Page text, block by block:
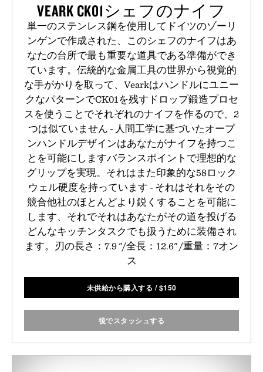
VEARK CK01シェフのナイフ
単一のステンレス鋼を使用してドイツのゾーリ
ンゲンで作成された、このシェフのナイフはあ
なたの台所で最も重要な道具である準備ができ
ています。伝統的な金属工具の世界から視覚的
な手がかりを取って、Vearkはハンドルにユニー
クなパターンでCK01を残すドロップ鍛造プロセ
スを使うことでそれぞれのナイフを作るので、2
つは似ていません - 人間工学に基づいたオープ
ンハンドルデザインはあなたがナイフを持つこ
とを可能にしますバランスポイントで理想的な
グリップを実現。それはまた印象的な58ロック
ウェル硬度を持っています - それはそれをその
競合他社のほとんどより鋭くすることを可能に
します、それでそれはあなたがその道を投げる
どんなキッチンタスクでも扱うために装備され
ます。刃の長さ：7.9 "/全長：12.6" /重量：7オン
ス
未供給から購入する /$150
後でスタッシュする